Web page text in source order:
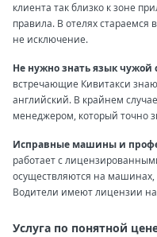
клиента так близко к зоне
правила. В отелях
не исключение.
Не нужно знать язык чужой
встречающие Кивитакси
английский. В крайнем
менеджером, который точно
Исправные машины и
работает с
осуществляются на
Водители имеют лицензии
Услуга по понятной